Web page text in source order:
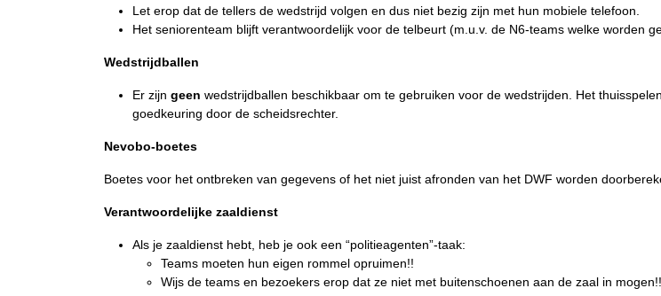
Let erop dat de tellers de wedstrijd volgen en dus niet bezig zijn met hun mobiele telefoon.
Het seniorenteam blijft verantwoordelijk voor de telbeurt (m.u.v. de N6-teams welke worden
Wedstrijdballen
Er zijn geen wedstrijdballen beschikbaar om te gebruiken voor de wedstrijden. Het
goedkeuring door de scheidsrechter.
Nevobo-boetes
Boetes voor het ontbreken van gegevens of het niet juist afronden van het DWF worden
Verantwoordelijke zaaldienst
Als je zaaldienst hebt, heb je ook een “politieagenten”-taak:
Teams moeten hun eigen rommel opruimen!!
Wijs de teams en bezoekers erop dat ze niet met buitenschoenen aan de zaal in mogen!!